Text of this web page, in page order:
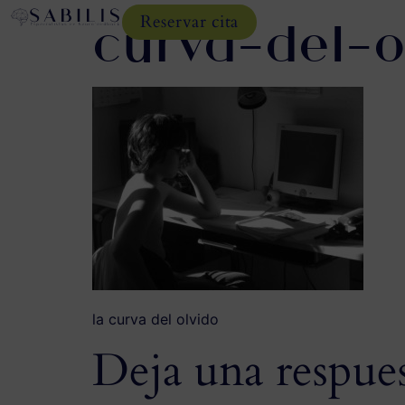
Reservar cita
curva-del-
la curva del olvido
Deja una